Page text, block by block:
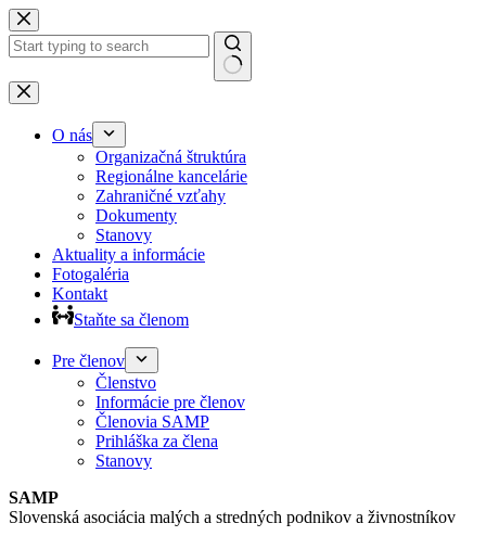
Preskočiť
na
obsah
Žiadne
výsledky
O nás
Organizačná štruktúra
Regionálne kancelárie
Zahraničné vzťahy
Dokumenty
Stanovy
Aktuality a informácie
Fotogaléria
Kontakt
Staňte sa členom
Pre členov
Členstvo
Informácie pre členov
Členovia SAMP
Prihláška za člena
Stanovy
SAMP
Slovenská asociácia malých a stredných podnikov a živnostníkov